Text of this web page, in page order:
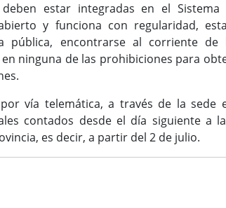
estar integradas en el Sistema
y funciona con regularidad,
pública, encontrarse al corriente de
ninguna de las prohibiciones para
vía telemática, a través de la sede
contados desde el día siguiente a
es decir, a partir del 2 de julio.